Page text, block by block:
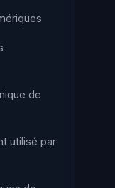
de
utilisé par